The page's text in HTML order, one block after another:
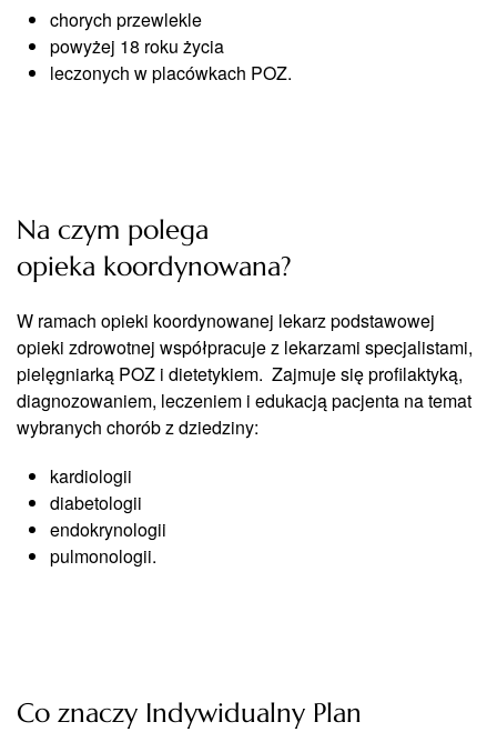
chorych przewlekle
powyżej 18 roku życia
leczonych w placówkach POZ.
Na czym polega
opieka koordynowana?
W ramach opieki koordynowanej lekarz podstawowej
opieki zdrowotnej współpracuje z lekarzami specjalistami,
pielęgniarką POZ i dietetykiem. Zajmuje się profilaktyką,
diagnozowaniem, leczeniem i edukacją pacjenta na temat
wybranych chorób z dziedziny:
kardiologii
diabetologii
endokrynologii
pulmonologii.
Co znaczy Indywidualny Plan